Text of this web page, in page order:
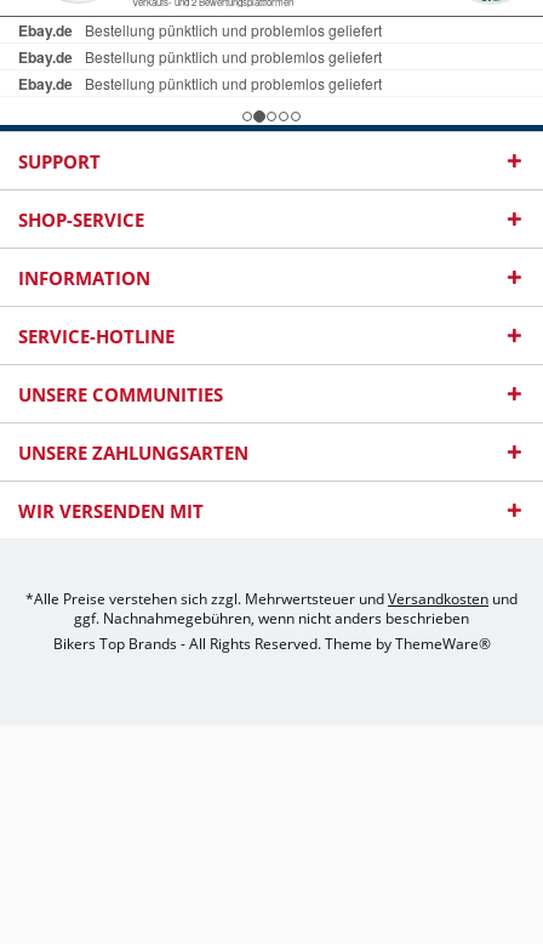
SUPPORT
SHOP-SERVICE
INFORMATION
SERVICE-HOTLINE
UNSERE COMMUNITIES
UNSERE ZAHLUNGSARTEN
WIR VERSENDEN MIT
*Alle Preise verstehen sich zzgl. Mehrwertsteuer undVersandkosten und
ggf. Nachnahmegebühren, wenn nicht anders beschrieben
Bikers Top Brands - All Rights Reserved. Theme byThemeWare®